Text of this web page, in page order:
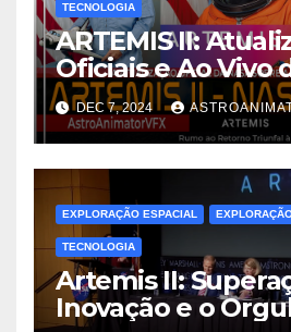
TECNOLOGIA
ARTEMIS II:
Oficiais e Ao Vivo
DEC 7, 2024
EXPLORAÇÃO ESPACIAL
TECNOLOGIA
Artemis II:
Inovação e o